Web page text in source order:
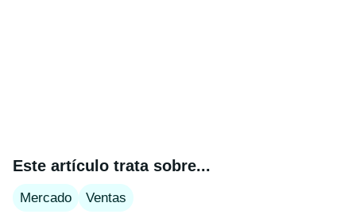
Este artículo trata sobre...
Mercado Ventas